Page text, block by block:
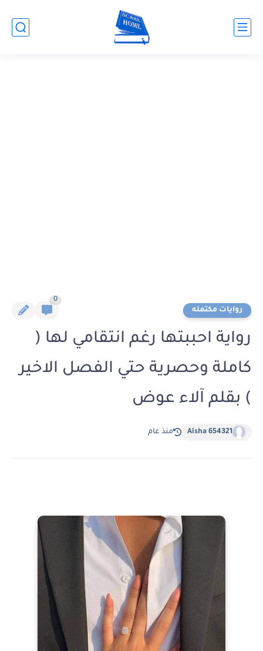
روايات مكتمله
0
رواية احببتها رغم انتقامي لها (
كاملة وحصرية حتي الفصل الاخير
) بقلم آلاء عوض
Aisha 654321 منذ عام